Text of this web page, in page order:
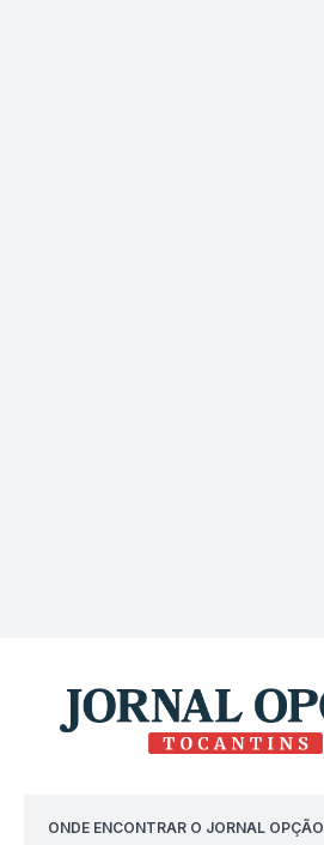
ONDE ENCONTRAR O JORNAL OPÇÃO